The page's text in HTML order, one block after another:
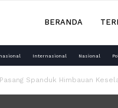
BERANDA
Internasional Nasional
Spanduk Himbauan